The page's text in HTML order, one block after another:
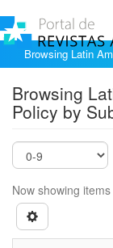
Browsing Latin
Browsing
Policy by
Now showing